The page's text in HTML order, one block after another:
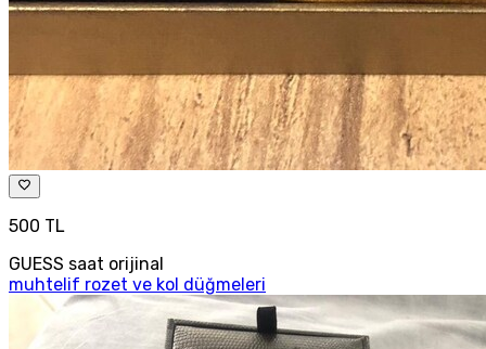
500 TL
GUESS saat orijinal
muhtelif rozet ve kol düğmeleri